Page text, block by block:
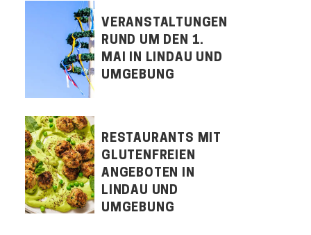
VERANSTALTUNGEN
RUND UM DEN 1.
MAI IN LINDAU UND
UMGEBUNG
RESTAURANTS MIT
GLUTENFREIEN
ANGEBOTEN IN
LINDAU UND
UMGEBUNG